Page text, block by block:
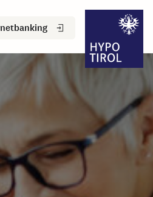
3,125 %
p.a.
Fixzins
für 10 Jahre*